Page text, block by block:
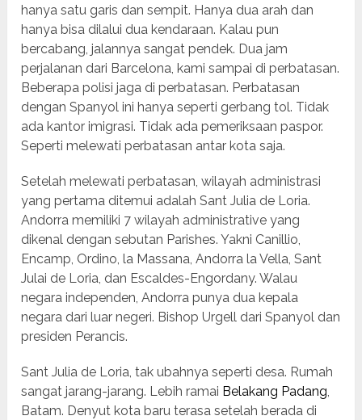
hanya satu garis dan sempit. Hanya dua arah dan
hanya bisa dilalui dua kendaraan. Kalau pun
bercabang, jalannya sangat pendek. Dua jam
perjalanan dari Barcelona, kami sampai di perbatasan.
Beberapa polisi jaga di perbatasan. Perbatasan
dengan Spanyol ini hanya seperti gerbang tol. Tidak
ada kantor imigrasi. Tidak ada pemeriksaan paspor.
Seperti melewati perbatasan antar kota saja.
Setelah melewati perbatasan, wilayah administrasi
yang pertama ditemui adalah Sant Julia de Loria.
Andorra memiliki 7 wilayah administrative yang
dikenal dengan sebutan Parishes. Yakni Canillio,
Encamp, Ordino, la Massana, Andorra la Vella, Sant
Julai de Loria, dan Escaldes-Engordany. Walau
negara independen, Andorra punya dua kepala
negara dari luar negeri. Bishop Urgell dari Spanyol dan
presiden Perancis.
Sant Julia de Loria, tak ubahnya seperti desa. Rumah
sangat jarang-jarang. Lebih ramai Belakang Padang,
Batam. Denyut kota baru terasa setelah berada di